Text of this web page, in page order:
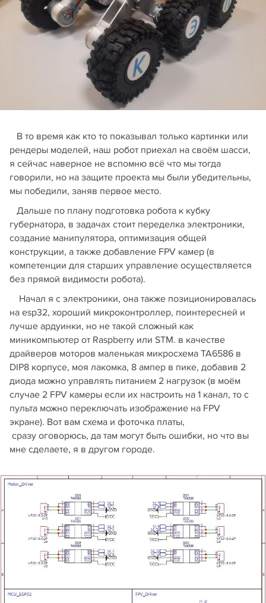
В то время как кто то показывал только картинки или
рендеры моделей, наш робот приехал на своём шасси,
я сейчас наверное не вспомню всё что мы тогда
говорили, но на защите проекта мы были убедительны,
мы победили, заняв первое место.
Дальше по плану подготовка робота к кубку
губернатора, в задачах стоит переделка электроники,
создание манипулятора, оптимизация общей
конструкции, а также добавление FPV камер (в
компетенции для старших управление осуществляется
без прямой видимости робота).
Начал я с электроники, она также позиционировалась
на esp32, хороший микроконтроллер, поинтересней и
лучше ардуинки, но не такой сложный как
миникомпьютер от Raspberry или STM. в качестве
драйверов моторов маленькая микросхема TA6586 в
DIP8 корпусе, моя лакомка, 8 ампер в пике, добавив 2
диода можно управлять питанием 2 нагрузок (в моём
случае 2 FPV камеры если их настроить на 1 канал, то с
пульта можно переключать изображение на FPV
экране). Вот вам схема и фоточка платы,
сразу оговорюсь, да там могут быть ошибки, но что вы
мне сделаете, я в другом городе.